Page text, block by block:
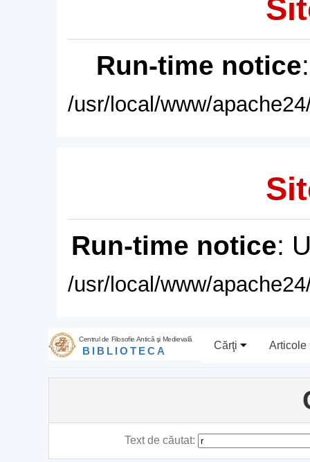
Run-time notice
/usr/local/www/
Run-time notice:
/usr/local/www/
Centrul de Filosofie Antică şi Medievală
BIBLIOTECA Cărţi Articole
Text de căutat: